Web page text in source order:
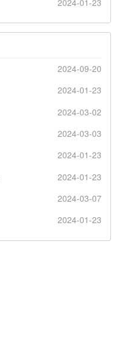
2024-09-20
2024-01-23
2024-03-02
2024-03-03
2024-01-23
2024-01-23
2024-03-07
2024-01-23